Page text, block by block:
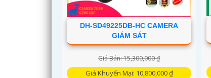
DH-SD49225DB-HC CAMERA
GIÁM SÁT
Giá Bán: 15,300,000 ₫
Giá Khuyến Mại: 10,800,000 ₫